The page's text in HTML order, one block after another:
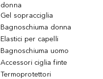
donna
Gel sopracciglia
Bagnoschiuma donna
Elastici per capelli
Bagnoschiuma uomo
Accessori ciglia finte
Termoprotettori